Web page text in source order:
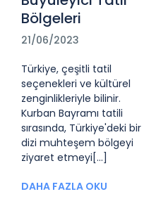
Bölgeleri
21/06/2023
Türkiye, çeşitli tatil
seçenekleri ve kültürel
zenginlikleriyle bilinir.
Kurban Bayramı tatili
sırasında, Türkiye'deki bir
dizi muhteşem bölgeyi
ziyaret etmeyi[...]
DAHA FAZLA OKU